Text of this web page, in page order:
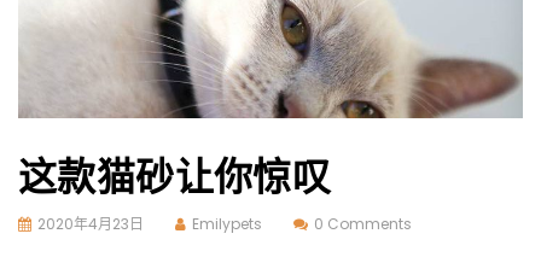
这款猫砂让你惊叹
2020年4月23日 Emilypets 0 Comments